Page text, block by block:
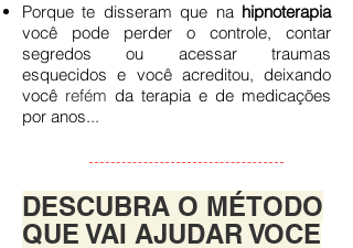
Porque te disseram que na hipnoterapia
você pode perder o controle, contar
segredos ou acessar traumas
esquecidos e você acreditou, deixando
você refém da terapia e de medicações
por anos...
DESCUBRA O MÉTODO
QUE VAI AJUDAR VOCE